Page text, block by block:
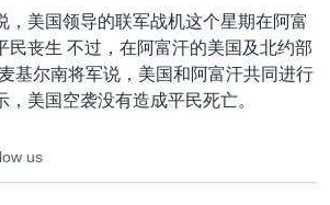
，美国领导的联军战机这个星期在阿富
民丧生 不过，在阿富汗的美国及北约部
基尔南将军说，美国和阿富汗共同进行
，美国空袭没有造成平民死亡。
us